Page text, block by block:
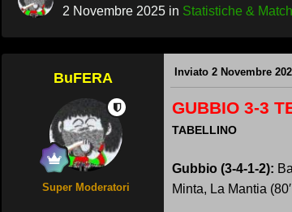
2 Novembre 2025 in Statistiche &
BuFERA
Super Moderatori
Inviato 2 Novembre
GUBBIO 3-3
TABELLINO
Gubbio (3-4-1-2):
Minta, La Mantia